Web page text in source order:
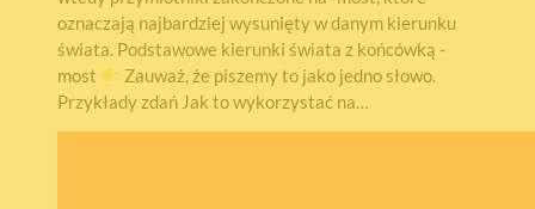
oznaczają najbardziej wysunięty w danym kierunku
świata. Podstawowe kierunki świata z końcówką -
most
Zauważ, że piszemy to jako jedno słowo.
Przykłady zdań Jak to wykorzystać na…